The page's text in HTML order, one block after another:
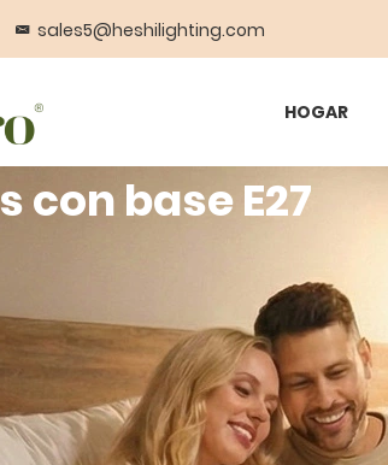
sales5@heshilighting.com
HOGAR
con base E27